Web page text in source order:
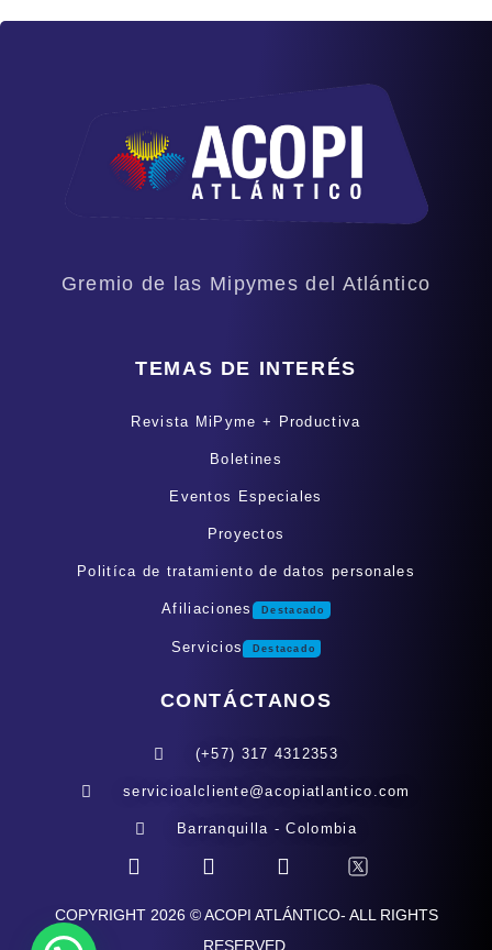
Gremio de las Mipymes del Atlántico
TEMAS DE INTERÉS
Revista MiPyme + Productiva
Boletines
Eventos Especiales
Proyectos
Politíca de tratamiento de datos personales
Afiliaciones Destacado
Servicios Destacado
CONTÁCTANOS
(+57) 317 4312353
servicioalcliente@acopiatlantico.com
Barranquilla - Colombia
COPYRIGHT 2026 © ACOPI ATLÁNTICO- ALL RIGHTS
RESERVED.